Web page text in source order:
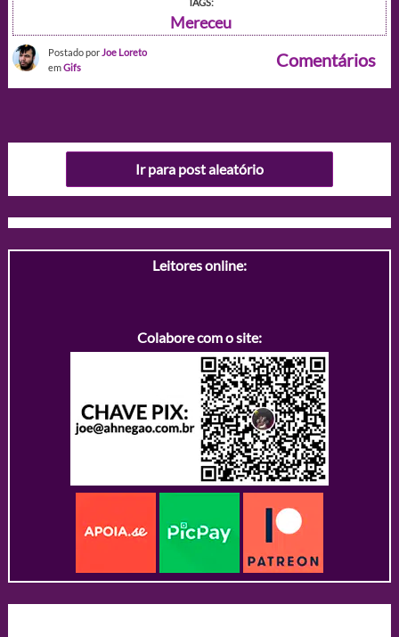
Mereceu
Postado por Joe Loreto
emGifs Comentários
Ir para post aleatório
Leitores online:
Colabore com o site: